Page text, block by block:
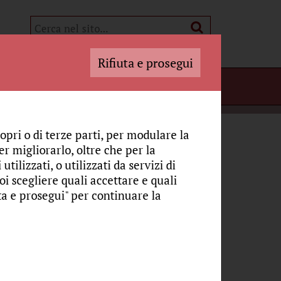
IL GATTO E IL CORVO NELL'ULTIMA CENA
Ma il corvo dipinto da Jaume
filigrana, il Mistero dell'iniquità che
Rifiuta e prosegui
o di terze parti, per modulare la
migliorarlo, oltre che per la
utilizzati, o utilizzati da servizi di
scegliere quali accettare e quali
e prosegui" per continuare la